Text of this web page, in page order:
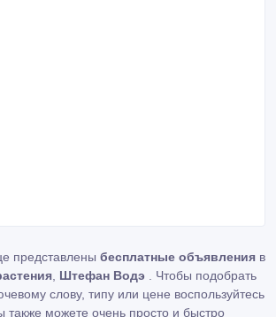
представлены бесплатные объявления в
Штефан Водэ . Чтобы подобрать
слову, типу или цене воспользуйтесь
можете очень просто и быстро